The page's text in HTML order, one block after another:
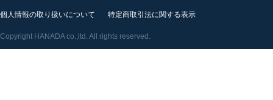
個人情報の取り扱いについて 特定商取引法に関する表示
Copyright HANADA co.,ltd. All rights reserved.